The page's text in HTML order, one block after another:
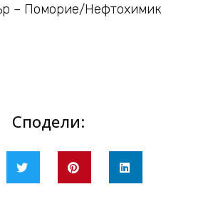
– Поморие/Нефтохимик
Сподели: